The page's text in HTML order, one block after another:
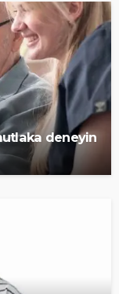
deneyin